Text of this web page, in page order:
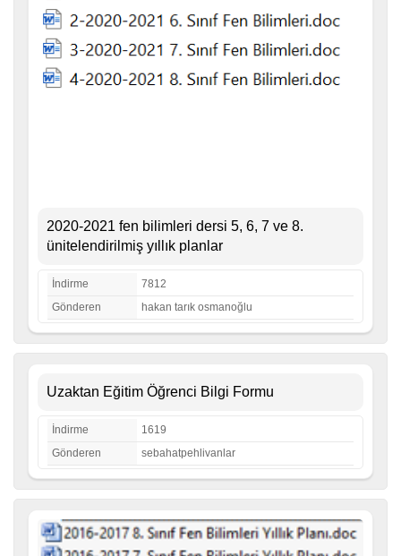
2020-2021 fen bilimleri dersi 5, 6, 7 ve 8.
ünitelendirilmiş yıllık planlar
İndirme
7812
Gönderen
hakan tarık osmanoğlu
Uzaktan Eğitim Öğrenci Bilgi Formu
İndirme
1619
Gönderen
sebahatpehlivanlar